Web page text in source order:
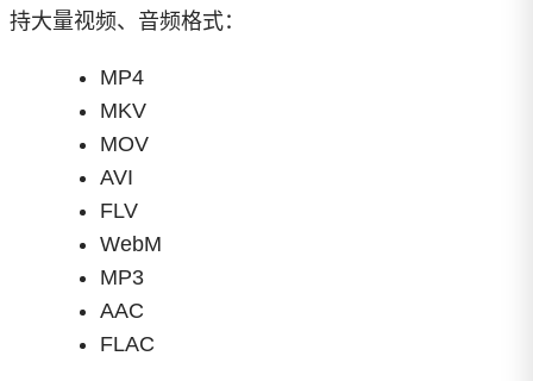
持大量视频、音频格式：
MP4
MKV
MOV
AVI
FLV
WebM
MP3
AAC
FLAC